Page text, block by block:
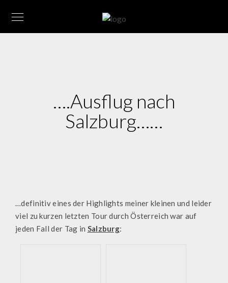
….Ausflug nach
Salzburg……
…definitiv eines der Highlights meiner kleinen und leider
viel zu kurzen letzten Tour durch Österreich war auf
jeden Fall der Tag in Salzburg: